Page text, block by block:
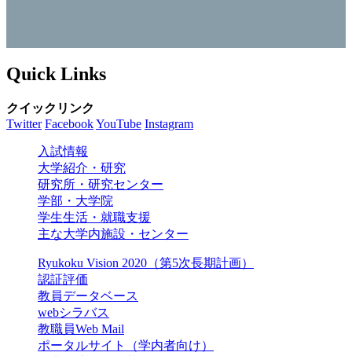
Quick Links
クイックリンク
Twitter FacebookYouTube Instagram
入試情報
大学紹介・研究
研究所・研究センター
学部・大学院
学生生活・就職支援
主な大学内施設・センター
Ryukoku Vision 2020（第5次長期計画）
認証評価
教員データベース
webシラバス
教職員Web Mail
ポータルサイト（学内者向け）